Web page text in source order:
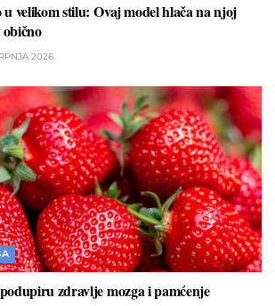
velikom stilu: Ovaj model hlača na njoj
obično
2026.
zdravlje mozga i pamćenje